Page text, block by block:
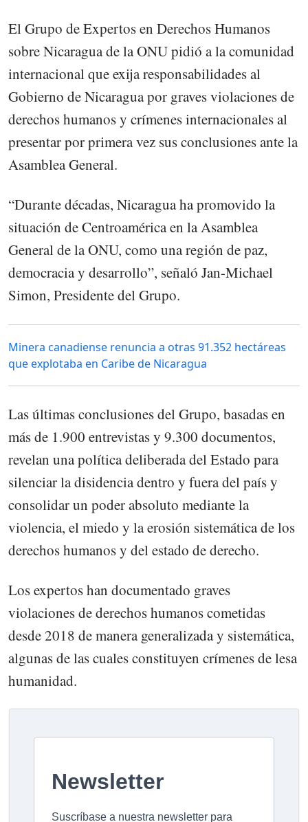
El Grupo de Expertos en Derechos Humanos
sobre Nicaragua de la ONU pidió a la comunidad
internacional que exija responsabilidades al
Gobierno de Nicaragua por graves violaciones de
derechos humanos y crímenes internacionales al
presentar por primera vez sus conclusiones ante la
Asamblea General.
“Durante décadas, Nicaragua ha promovido la
situación de Centroamérica en la Asamblea
General de la ONU, como una región de paz,
democracia y desarrollo”, señaló Jan-Michael
Simon, Presidente del Grupo.
Minera canadiense renuncia a otras 91.352 hectáreas
que explotaba en Caribe de Nicaragua
Las últimas conclusiones del Grupo, basadas en
más de 1.900 entrevistas y 9.300 documentos,
revelan una política deliberada del Estado para
silenciar la disidencia dentro y fuera del país y
consolidar un poder absoluto mediante la
violencia, el miedo y la erosión sistemática de los
derechos humanos y del estado de derecho.
Los expertos han documentado graves
violaciones de derechos humanos cometidas
desde 2018 de manera generalizada y sistemática,
algunas de las cuales constituyen crímenes de lesa
humanidad.